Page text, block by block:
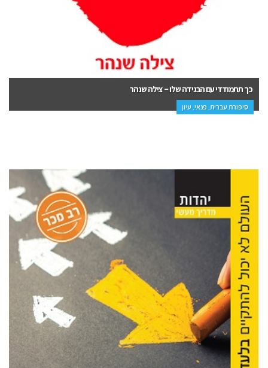
כך תתמודדי עם הבגידה שלו – צילה שנהר
סיפורת עברית, פנאי, עיון